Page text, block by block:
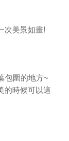
次美景如畫!
包圍的地方~
的時候可以這